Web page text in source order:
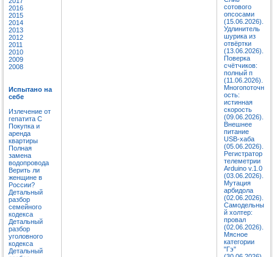
2016
2015
2014
2013
2012
2011
2010
2009
2008
Испытано на
себе
Излечение от
гепатита C
Покупка и
аренда
квартиры
Полная
замена
водопровода
Верить ли
женщине в
России?
Детальный
разбор
семейного
кодекса
Детальный
разбор
уголовного
кодекса
Детальный
сотового
опсосами
(15.06.2026).
Удлинитель
шурика из
отвёртки
(13.06.2026).
Поверка
счётчиков:
полный п
(11.06.2026).
Многопоточн
ость:
истинная
скорость
(09.06.2026).
Внешнее
питание
USB-хаба
(05.06.2026).
Регистратор
телеметрии
Arduino v.1.0
(03.06.2026).
Мутация
арбидола
(02.06.2026).
Самодельны
й холтер:
провал
(02.06.2026).
Мясное
категории
"Гэ"